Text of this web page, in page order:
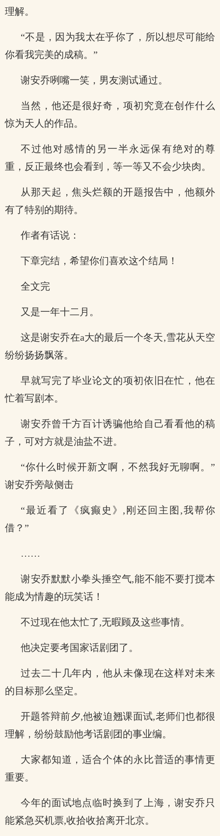
理解。
“不是，因为我太在乎你了，所以想尽可能给
你看我完美的成稿。”
谢安乔咧嘴一笑，男友测试通过。
当然，他还是很好奇，项初究竟在创作什么
惊为天人的作品。
不过他对感情的另一半永远保有绝对的尊
重，反正最终也会看到，等一等又不会少块肉。
从那天起，焦头烂额的开题报告中，他额外
有了特别的期待。
作者有话说：
下章完结，希望你们喜欢这个结局！
全文完
又是一年十二月。
这是谢安乔在a大的最后一个冬天,雪花从天空
纷纷扬扬飘落。
早就写完了毕业论文的项初依旧在忙，他在
忙着写剧本。
谢安乔曾千方百计诱骗他给自己看看他的稿
子，可对方就是油盐不进。
“你什么时候开新文啊，不然我好无聊啊。”
谢安乔旁敲侧击
“最近看了《疯癫史》,刚还回主图,我帮你
借？”
……
谢安乔默默小拳头捶空气,能不能不要打搅本
能成为情趣的玩笑话！
不过现在他太忙了,无暇顾及这些事情。
他决定要考国家话剧团了。
过去二十几年内，他从未像现在这样对未来
的目标那么坚定。
开题答辩前夕,他被迫翘课面试,老师们也都很
理解，纷纷鼓励他考话剧团的事业编。
大家都知道，适合个体的永比普适的事情更
重要。
今年的面试地点临时换到了上海，谢安乔只
能紧急买机票,收拾收拾离开北京。